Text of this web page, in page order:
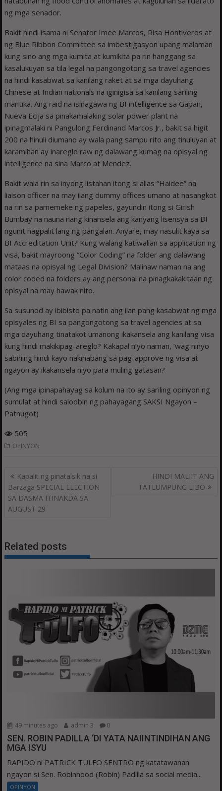
ng mga senador.
Bakit hindi isama ni Senator Imee Marcos, Risa Hontiveros at
ng Blue Ribbon Committee sa imbestigasyon upang malaman
kung sino ang mga kumita at kumikita pa rin hanggang sa
kasalukuyan sa tila legal na pangongotong sa travel agencies
na hindi kasabwat sa kanilang raket at sa mga dayuhang
Chinese at Indian nationals na iginigisa sa kanilang sariling
mantika. Ang raid na isinagawa ng BI intelligence sa Gapan,
Nueva Ecija sa pinakamalaking solar power plant na
ipinagmalaki ni Pangulong Ferdinand Marcos Jr., bakit sa higit
200 na hinuli diumano ay wala pang sampu rito ang tinuluyan at
karamihan ay inareglo raw ng dalawang kumag na opisyal ng
intelligence na sina Marco at Mendez.
Bakit wala rin sa inyong listahan itong si alias “Haidee” na
liaison officer na may ilang dummy offices umano at nasangkot
na rin sa pamemeke ng papeles, gayundin itong si Girish
Bumbay na nauna nang kinansela ang kanyang lisensya sa BI
ngunit nagpalit lang ng pangalan. Anyare, may nasulit kaya sa
BI Accreditation Unit? Kung walang katiwalian sa application ng
visa, bakit mayroong “Color Coding” na folder ang dalawang
mataas na opisyal ng Legal Division? Malinaw naman na ang
color coded na folders ay ang personal na pinagkakakitaan ng
opisyal na may hawak nito.
Sa susunod ay ibibisto pa natin ang ilan pang kasabwat ng mga
opisyales ng BI sa pangongotong sa travel agencies at sa
mga dayuhang tinatakot umanong ikakansela ang kanilang visa
kung hindi makikipag-areglo? Kakapal n’yo naman, ‘wag ninyo
sabihing hindi kayo nakinabang sa pag-approve ng visa at
ngayon ay ikakansela niyo para muling gatasan?
(Ang mga ipinapahayag sa kolum na ito ay sariling opinyon ng
sumulat at hindi saloobin ng pahayagang SAKSI Ngayon –
Patnugot)
505
OPINYON
Post
navigation
Kapalit ng pinatalsik na si
Barzaga SPECIAL ELECTION
SA DASMA ITINAKDA SA
AUGUST 29
HINDI MALIIT ANG
TATLUMPUNG LIBO
Related posts
49 minutes ago admin 3 0
SEN. ROBIN PADILLA ‘DI YATA NAIINTINDIHAN ANG
MGA ISYU
RAPIDO ni PATRICK TULFO SENTRO ng katatawanan
ngayon si Sen. Robinhood (Robin) Padilla sa social media...
OPINYON